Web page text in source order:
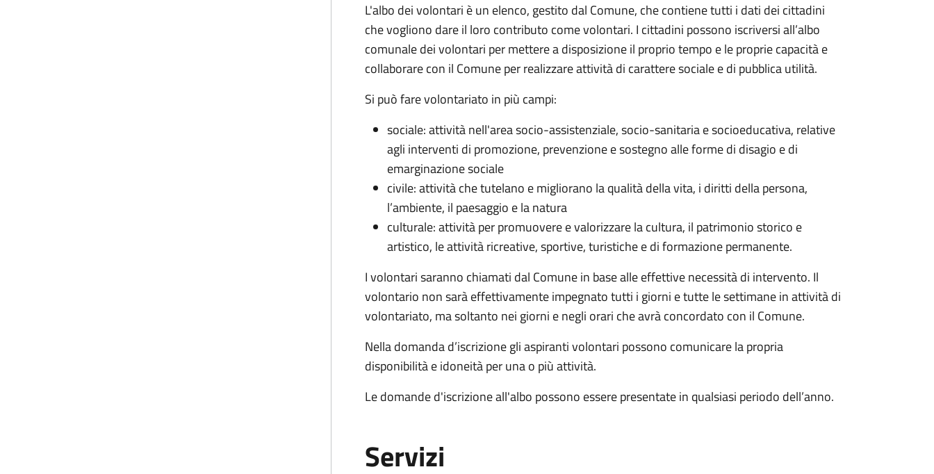
L'albo dei volontari è un elenco, gestito dal Comune, che contiene tutti i dati dei cittadini
che vogliono dare il loro contributo come volontari. I cittadini possono iscriversi all’albo
comunale dei volontari per mettere a disposizione il proprio tempo e le proprie capacità e
collaborare con il Comune per realizzare attività di carattere sociale e di pubblica utilità.
Si può fare volontariato in più campi:
sociale: attività nell'area socio-assistenziale, socio-sanitaria e socioeducativa, relative
agli interventi di promozione, prevenzione e sostegno alle forme di disagio e di
emarginazione sociale
civile: attività che tutelano e migliorano la qualità della vita, i diritti della persona,
l’ambiente, il paesaggio e la natura
culturale: attività per promuovere e valorizzare la cultura, il patrimonio storico e
artistico, le attività ricreative, sportive, turistiche e di formazione permanente.
I volontari saranno chiamati dal Comune in base alle effettive necessità di intervento. Il
volontario non sarà effettivamente impegnato tutti i giorni e tutte le settimane in attività di
volontariato, ma soltanto nei giorni e negli orari che avrà concordato con il Comune.
Nella domanda d’iscrizione gli aspiranti volontari possono comunicare la propria
disponibilità e idoneità per una o più attività.
Le domande d'iscrizione all'albo possono essere presentate in qualsiasi periodo dell’anno.
Servizi